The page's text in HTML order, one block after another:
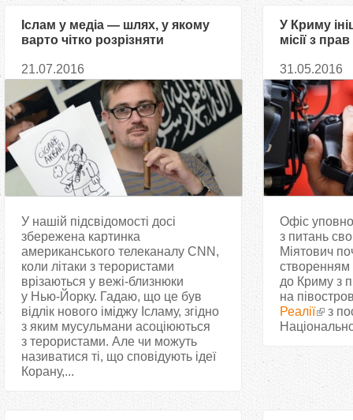
Іслам у медіа — шлях, у якому
варто чітко розрізняти
21.07.2016
У нашій підсвідомості досі
збережена картинка
американського телеканалу CNN,
коли літаки з терористами
врізаються у вежі-близнюки
у Нью-Йорку. Гадаю, що це був
відлік нового іміджу Ісламу, згідно
з яким мусульмани асоціюються
з терористами. Але чи можуть
називатися ті, що сповідують ідеї
Корану,...
У Криму
місії з
31.05.2016
Офіс
з питань
Міятович
створенням
до Криму з
на
Реалії
з